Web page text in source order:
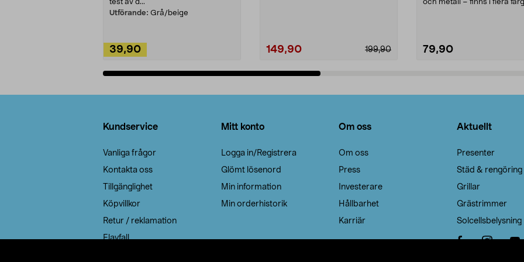
test av d...
Utförande: Grå/beige
39,90 199,90
149,90
och metall – finns i flera
79,90
Kundservice
Vanliga frågor
Kontakta oss
Tillgänglighet
Köpvillkor
Retur / reklamation
Elavfall
Mitt konto
Logga in/Registrera
Glömt lösenord
Min information
Min orderhistorik
Om oss
Om oss
Press
Investerare
Hållbarhet
Karriär
Aktuellt
Presenter
Städ & rengöring
Grillar
Grästrimmer
Solcellsbelysning